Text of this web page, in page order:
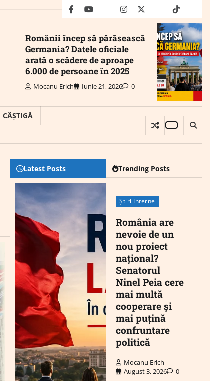
facebookyoutubeMailinstagram
twitter truthtiktok
Românii încep să părăsească
Germania? Datele oficiale
arată o scădere de aproape
6.000 de persoane în 2025
Mocanu Erich Iunie 21, 2026 0
CÂȘTIGĂ
Latest Posts Trending Posts
Știri Interne
România are
nevoie de un
nou proiect
național?
Senatorul
Ninel Peia cere
mai multă
cooperare și
mai puțină
confruntare
politică
Mocanu Erich
August 3, 2026
0